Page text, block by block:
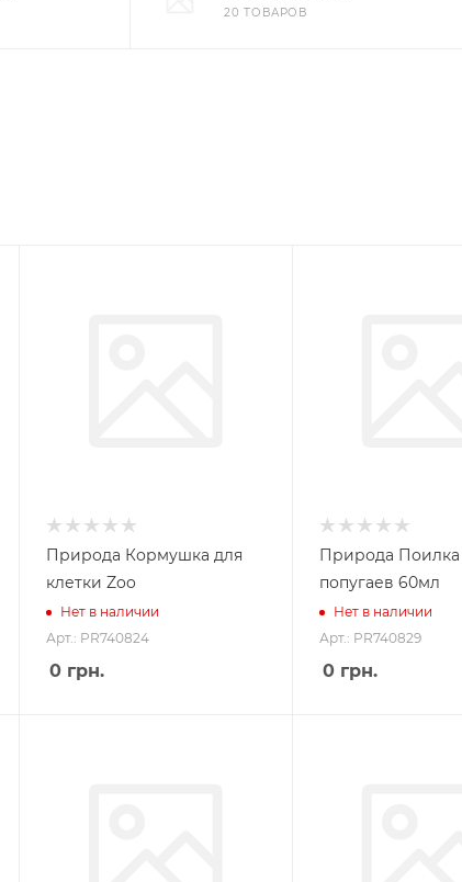
20 ТОВАРОВ
Природа Кормушка для
клетки Zoo
Нет в наличии
Арт.: PR740824
0 грн.
Природа Поилка
попугаев 60мл
Нет в наличии
Арт.: PR740829
0грн.